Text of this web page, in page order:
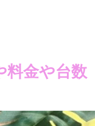
料金や台数